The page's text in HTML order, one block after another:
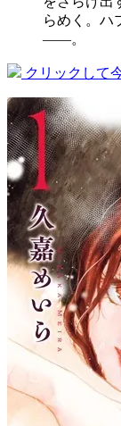
らめく。ハ
――。
クリックして